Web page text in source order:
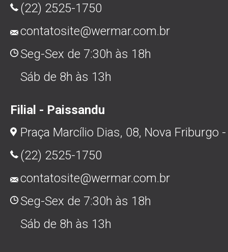
(22) 2525-1750
contatosite@wermar.com.br
Seg-Sex de 7:30h às 18h
Sáb de 8h às 13h
Filial - Paissandu
Praça Marcílio Dias, 08, Nova Friburgo
(22) 2525-1750
contatosite@wermar.com.br
Seg-Sex de 7:30h às 18h
Sáb de 8h às 13h